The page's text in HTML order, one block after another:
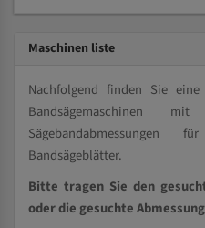
Maschinen liste
Nachfolgend finden Sie
Bandsägemaschinen
Bandsägeblätter.
Bitte tragen Sie den
oder die gesuchte